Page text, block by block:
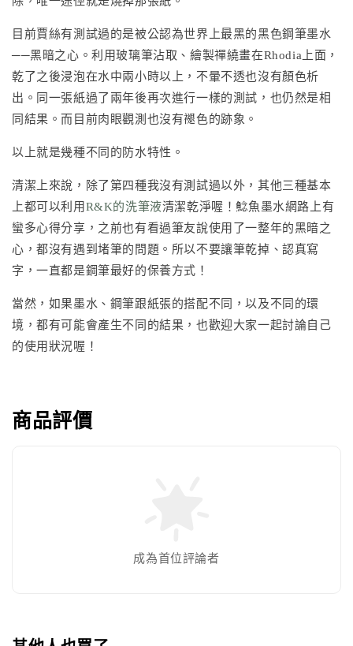
目前賈絲有測試過的是被公認為世界上最黑的黑色鋼筆墨水
──黑暗之心。利用玻璃筆沾取、繪製禪繞畫在Rhodia上面，
乾了之後浸泡在水中兩小時以上，不暈不透也沒有顏色析
出。同一張紙過了兩年後再次進行一樣的測試，也仍然是相
同結果。而目前肉眼觀測也沒有褪色的跡象。
以上就是幾種不同的防水特性。
清潔上來說，除了第四種我沒有測試過以外，其他三種基本
上都可以利用R&K的洗筆液清潔乾淨喔！鯰魚墨水網路上有
蠻多心得分享，之前也有看過筆友說使用了一整年的黑暗之
心，都沒有遇到堵筆的問題。所以不要讓筆乾掉、認真寫
字，一直都是鋼筆最好的保養方式！
當然，如果墨水、鋼筆跟紙張的搭配不同，以及不同的環
境，都有可能會產生不同的結果，也歡迎大家一起討論自己
的使用狀況喔！
商品評價
成為首位評論者